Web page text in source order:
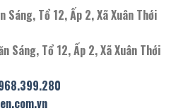
Sáng, Tổ 12, Ấp 2, Xã Xuân Thới
Sáng, Tổ 12, Ấp 2, Xã Xuân Thới